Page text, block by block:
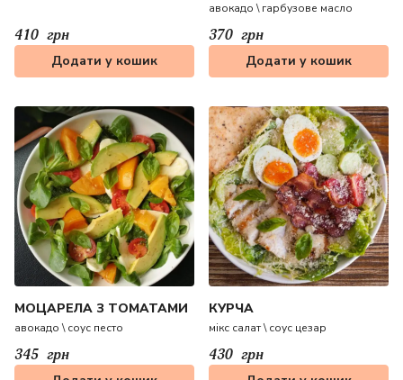
Додати у кошик
410 грн
авокадо \ гарбузове масло
Додати у кошик
370 грн
МОЦАРЕЛА З ТОМАТАМИ
авокадо \ соус песто
345 грн
КУРЧА
мікс салат \ соус цезар
430 грн